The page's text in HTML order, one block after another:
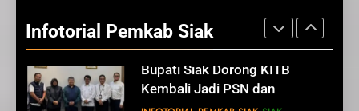
12
Pimpinan Beserta Jajaran
Media Suara Aspirasi.com
Infotorial Pemkab Siak
Kembali Jadi PSN dan
Revitalisasi Istana Kesultanan
Siak
INFOTORIAL PEMKAB SIAK SIAK
3